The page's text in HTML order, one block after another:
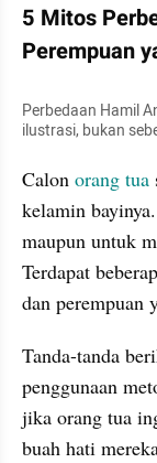
5 Mitos
Perempuan
Perbedaan Hamil
ilustrasi, bukan
Calon orang tua
kelamin
maupun untuk
Terdapat
dan perempuan
Tanda-tanda
penggunaan
jika orang tua
buah hati